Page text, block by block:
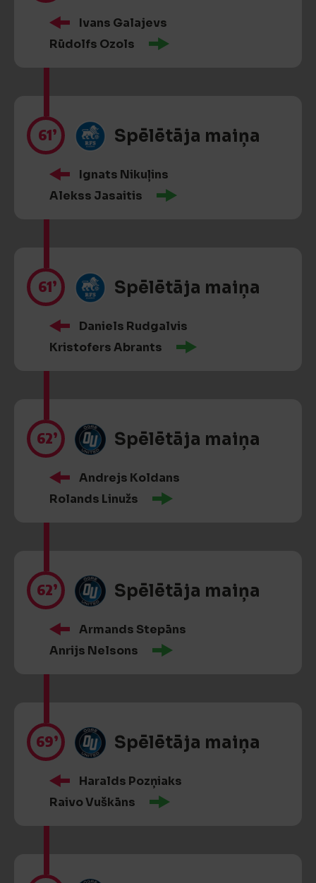
Ivans Galajevs
Rūdolfs Ozols
61’ Spēlētāja maiņa
Ignats Nikuļins
Alekss Jasaitis
61’ Spēlētāja maiņa
Daniels Rudgalvis
Kristofers Abrants
62’ Spēlētāja maiņa
Andrejs Koldans
Rolands Linužs
62’ Spēlētāja maiņa
Armands Stepāns
Anrijs Nelsons
69’ Spēlētāja maiņa
Haralds Pozņiaks
Raivo Vuškāns